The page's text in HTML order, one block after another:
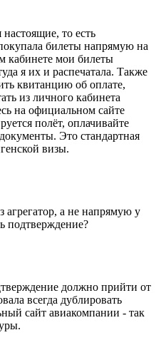
то есть
билеты напрямую на
кабинете мои билеты
я их и распечатала. Также
квитанцию об оплате,
из личного кабинета
на официальном сайте
полёт, оплачивайте
Это стандартная
визы.
агрегатор, а не напрямую у
подтверждение?
должно прийти от
всегда дублировать
сайт авиакомпании - так